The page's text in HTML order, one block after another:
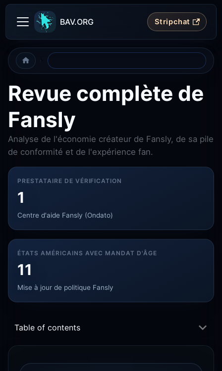
BAV.ORG Stripchat
Revue complète de
Fansly
Analyse de l'économie créateur de Fansly, de sa pile
de conformité et de l'expérience fan.
PRESTATAIRE DE VÉRIFICATION
1
Centre d'aide Fansly (Ondato)
ÉTATS AMÉRICAINS AVEC MANDAT D'ÂGE
11
Mise à jour de politique Fansly
Table of contents